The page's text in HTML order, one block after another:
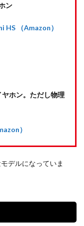
ン
HS （Amazon）
ホン。ただし物理
）
デルになっていま